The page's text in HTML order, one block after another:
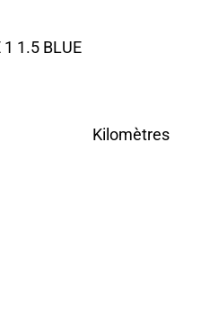
1 1.5 BLUE
Kilomètres